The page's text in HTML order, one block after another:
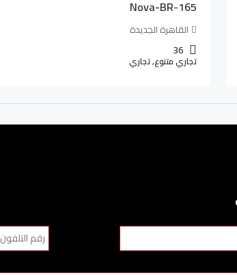
Nova-BR-165
القاهرة الجديدة
36
تجاري متنوع, تجاري